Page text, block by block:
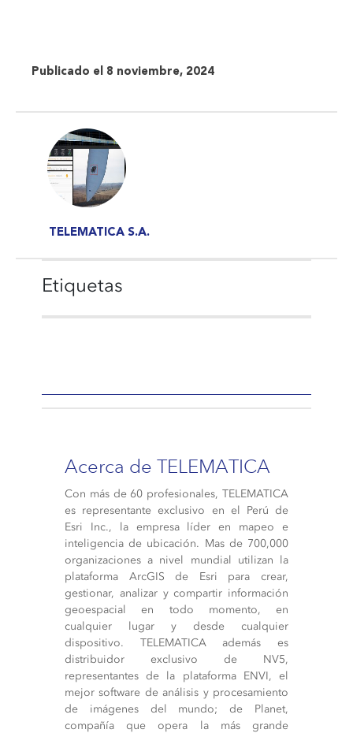
Publicado el 8 noviembre, 2024
TELEMATICA S.A.
Etiquetas
Acerca de TELEMATICA
Con más de 60 profesionales, TELEMATICA
es representante exclusivo en el Perú de
Esri Inc., la empresa líder en mapeo e
inteligencia de ubicación. Mas de 700,000
organizaciones a nivel mundial utilizan la
plataforma ArcGIS de Esri para crear,
gestionar, analizar y compartir información
geoespacial en todo momento, en
cualquier lugar y desde cualquier
dispositivo. TELEMATICA además es
distribuidor exclusivo de NV5,
representantes de la plataforma ENVI, el
mejor software de análisis y procesamiento
de imágenes del mundo; de Planet,
compañía que opera la más grande